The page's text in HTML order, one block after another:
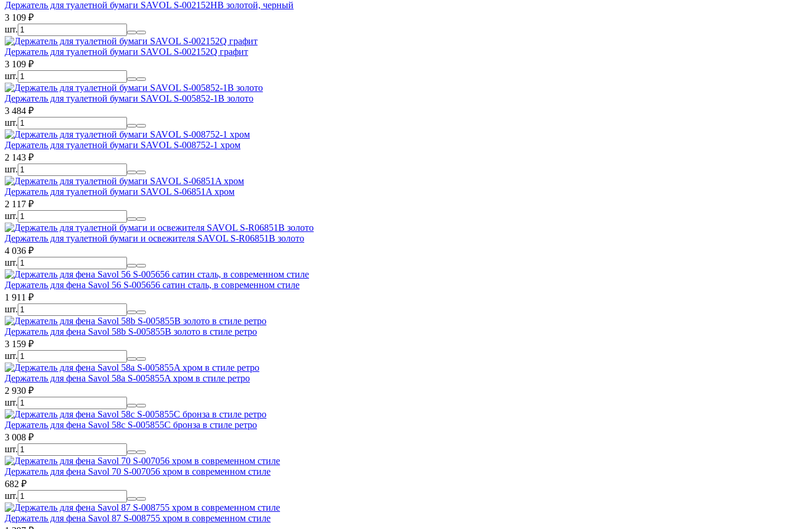
Держатель для туалетной бумаги SAVOL S-002152HB золотой, черный
3 109 ₽
шт.
Держатель для туалетной бумаги SAVOL S-002152Q графит
3 109 ₽
шт.
Держатель для туалетной бумаги SAVOL S-005852-1B золото
3 484 ₽
шт.
Держатель для туалетной бумаги SAVOL S-008752-1 хром
2 143 ₽
шт.
Держатель для туалетной бумаги SAVOL S-06851A хром
2 117 ₽
шт.
Держатель для туалетной бумаги и освежителя SAVOL S-R06851B золото
4 036 ₽
шт.
Держатель для фена Savol 56 S-005656 сатин сталь, в современном стиле
1 911 ₽
шт.
Держатель для фена Savol 58b S-005855B золото в стиле ретро
3 159 ₽
шт.
Держатель для фена Savol 58а S-005855A хром в стиле ретро
2 930 ₽
шт.
Держатель для фена Savol 58с S-005855C бронза в стиле ретро
3 008 ₽
шт.
Держатель для фена Savol 70 S-007056 хром в современном стиле
682 ₽
шт.
Держатель для фена Savol 87 S-008755 хром в современном стиле